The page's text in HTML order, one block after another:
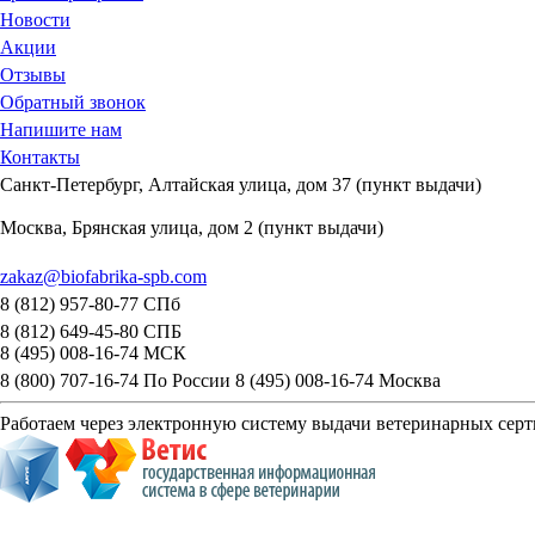
Новости
Акции
Отзывы
Обратный звонок
Напишите нам
Контакты
Санкт-Петербург, Алтайская улица, дом 37 (пункт выдачи)
Москва, Брянская улица, дом 2 (пункт выдачи)
zakaz@biofabrika-spb.com
8 (812) 957-80-77 СПб
8 (812) 649-45-80 СПБ
8 (495) 008-16-74 МСК
8 (800) 707-16-74 По России 8 (495) 008-16-74 Москва
Работаем через электронную систему выдачи ветеринарных